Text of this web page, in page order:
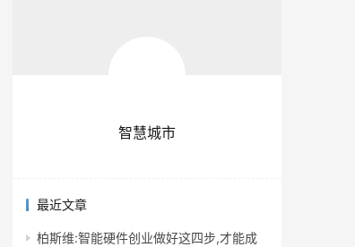
智慧城市
最近文章
柏斯维:智能硬件创业做好这四步,才能成